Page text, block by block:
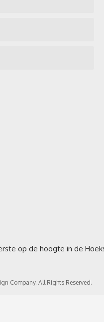
Company. All Rights Reserved.